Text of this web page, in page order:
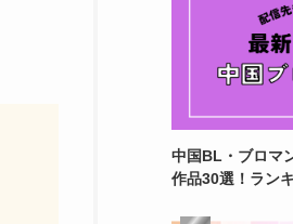
中国BL・ブロマ
作品30選！ラン